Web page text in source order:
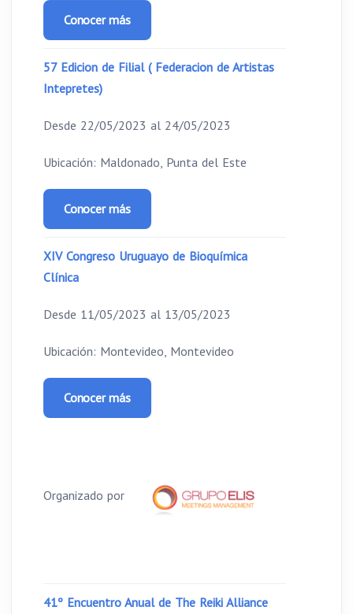
Conocer más
57 Edicion de Filial ( Federacion de Artistas
Intepretes)
Desde 22/05/2023 al 24/05/2023
Ubicación: Maldonado, Punta del Este
Conocer más
XIV Congreso Uruguayo de Bioquímica
Clínica
Desde 11/05/2023 al 13/05/2023
Ubicación: Montevideo, Montevideo
Conocer más
Organizado por
41º Encuentro Anual de The Reiki Alliance